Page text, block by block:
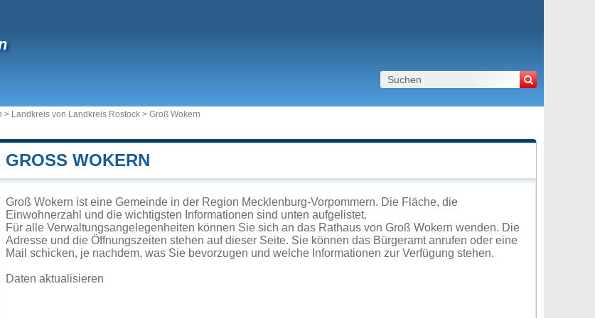
> Landkreis von Landkreis Rostock > Groß Wokern
WOKERN
Groß Wokern ist eine Gemeinde in der Region Mecklenburg-Vorpommern. Die Fläche, die
Einwohnerzahl und die wichtigsten Informationen sind unten aufgelistet.
Für alle Verwaltungsangelegenheiten können Sie sich an das Rathaus von Groß Wokern wenden. Die
Adresse und die Öffnungszeiten stehen auf dieser Seite. Sie können das Bürgeramt anrufen oder eine
Mail schicken, je nachdem, was Sie bevorzugen und welche Informationen zur Verfügung stehen.
Daten aktualisieren